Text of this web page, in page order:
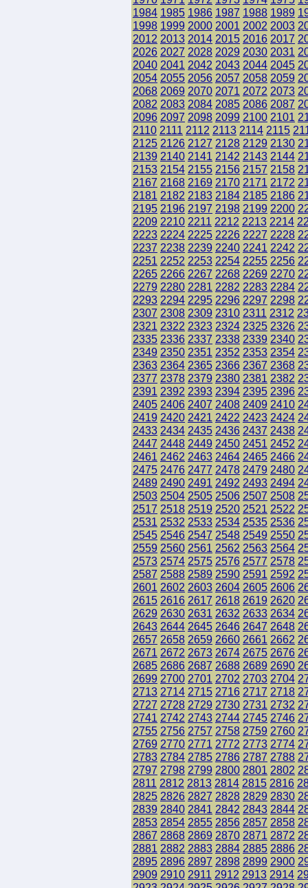
1984 1985 1986 1987 1988 1989
1998 1999 2000 2001 2002 2003
2012 2013 2014 2015 2016 2017
2026 2027 2028 2029 2030 2031
2040 2041 2042 2043 2044 2045
2054 2055 2056 2057 2058 2059
2068 2069 2070 2071 2072 2073
2082 2083 2084 2085 2086 2087
2096 2097 2098 2099 2100 2101
2110 2111 2112 2113 2114 2115
2125 2126 2127 2128 2129 2130
2139 2140 2141 2142 2143 2144
2153 2154 2155 2156 2157 2158
2167 2168 2169 2170 2171 2172
2181 2182 2183 2184 2185 2186
2195 2196 2197 2198 2199 2200
2209 2210 2211 2212 2213 2214
2223 2224 2225 2226 2227 2228
2237 2238 2239 2240 2241 2242
2251 2252 2253 2254 2255 2256
2265 2266 2267 2268 2269 2270
2279 2280 2281 2282 2283 2284
2293 2294 2295 2296 2297 2298
2307 2308 2309 2310 2311 2312
2321 2322 2323 2324 2325 2326
2335 2336 2337 2338 2339 2340
2349 2350 2351 2352 2353 2354
2363 2364 2365 2366 2367 2368
2377 2378 2379 2380 2381 2382
2391 2392 2393 2394 2395 2396
2405 2406 2407 2408 2409 2410
2419 2420 2421 2422 2423 2424
2433 2434 2435 2436 2437 2438
2447 2448 2449 2450 2451 2452
2461 2462 2463 2464 2465 2466
2475 2476 2477 2478 2479 2480
2489 2490 2491 2492 2493 2494
2503 2504 2505 2506 2507 2508
2517 2518 2519 2520 2521 2522
2531 2532 2533 2534 2535 2536
2545 2546 2547 2548 2549 2550
2559 2560 2561 2562 2563 2564
2573 2574 2575 2576 2577 2578
2587 2588 2589 2590 2591 2592
2601 2602 2603 2604 2605 2606
2615 2616 2617 2618 2619 2620
2629 2630 2631 2632 2633 2634
2643 2644 2645 2646 2647 2648
2657 2658 2659 2660 2661 2662
2671 2672 2673 2674 2675 2676
2685 2686 2687 2688 2689 2690
2699 2700 2701 2702 2703 2704
2713 2714 2715 2716 2717 2718
2727 2728 2729 2730 2731 2732
2741 2742 2743 2744 2745 2746
2755 2756 2757 2758 2759 2760
2769 2770 2771 2772 2773 2774
2783 2784 2785 2786 2787 2788
2797 2798 2799 2800 2801 2802
2811 2812 2813 2814 2815 2816
2825 2826 2827 2828 2829 2830
2839 2840 2841 2842 2843 2844
2853 2854 2855 2856 2857 2858
2867 2868 2869 2870 2871 2872
2881 2882 2883 2884 2885 2886
2895 2896 2897 2898 2899 2900
2909 2910 2911 2912 2913 2914